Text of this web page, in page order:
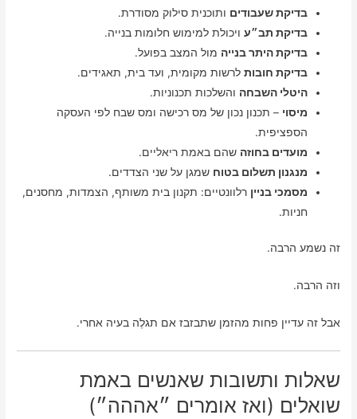
בדיקת שעבודים ותוכנית סילוק מסודרת.
בדיקת תב״ע ויכולת למימוש חלומות בנייה.
בדיקת היתר בנייה מול המצב בפועל.
בדיקת חובות לרשות מקומית, ועד בית, תאגידים.
היטלי השבחה והשלכות תכנוניות.
מיסוי – תכנון נכון של מס רכישה ומס שבח לפי העסקה
הספציפית.
מועדים בחוזה שהם באמת ריאליים.
מנגנון תשלום בטוח שמגן על שני הצדדים.
מסמכי בניין רלוונטיים: תקנון בית משותף, הצמדות, מחסנים,
חניות.
זה נשמע הרבה.
וזה הרבה.
אבל זה עדיין פחות מהזמן שתבזבז אם תגלֶה בעיה אחרי.
שאלות ותשובות שאנשים באמת
שואלים (ואז אומרים ״אההה״)